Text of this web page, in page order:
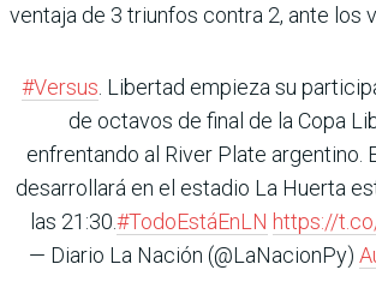
ventaja de 3 triunfos contra 2, ante los
#Versus . Libertad empieza su
de octavos de final de la Copa
enfrentando al River Plate argentino.
desarrollará en el estadio La Huerta
las 21:30.#TodoEstáEnLN https://
— Diario La Nación (@LaNacionPy)